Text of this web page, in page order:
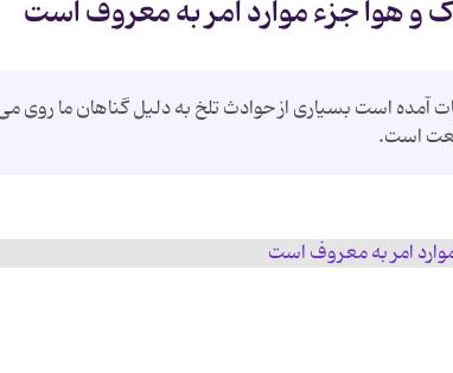
و هوا جزء موارد امر به معروف است
آمده است بسیاری از حوادث تلخ به دلیل گناهان ما
است.